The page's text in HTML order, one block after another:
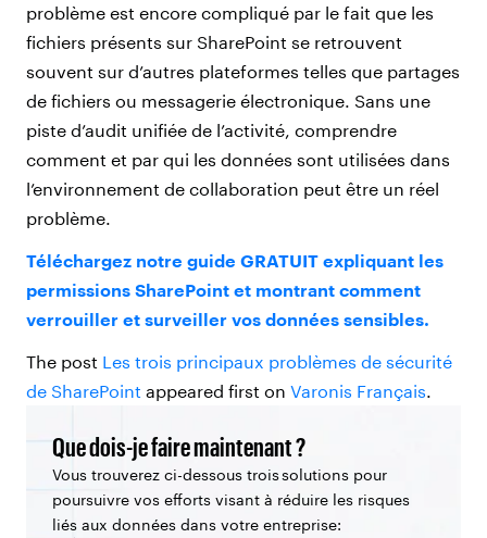
problème est encore compliqué par le fait que les
fichiers présents sur SharePoint se retrouvent
souvent sur d’autres plateformes telles que partages
de fichiers ou messagerie électronique. Sans une
piste d’audit unifiée de l’activité, comprendre
comment et par qui les données sont utilisées dans
l’environnement de collaboration peut être un réel
problème.
Téléchargez notre guide GRATUIT expliquant les
permissions SharePoint et montrant comment
verrouiller et surveiller vos données sensibles.
The post Les trois principaux problèmes de sécurité
de SharePoint appeared first on Varonis Français
Que dois-je faire maintenant ?
Vous trouverez ci-dessous trois solutions pour
poursuivre vos efforts visant à réduire les risques
liés aux données dans votre entreprise: